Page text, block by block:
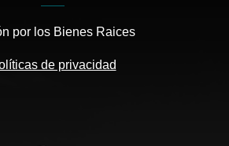
por los Bienes Raices
de privacidad